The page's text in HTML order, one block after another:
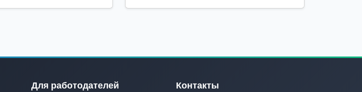
Для работодателей Контакты